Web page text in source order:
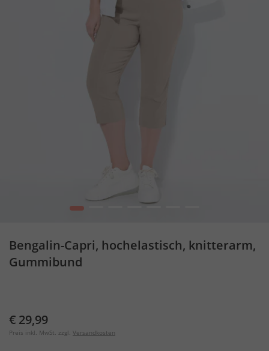
1
Bengalin-Capri, hochelastisch, knitterarm,
Gummibund
€ 29,99
Preis inkl. MwSt. zzgl. Versandkosten